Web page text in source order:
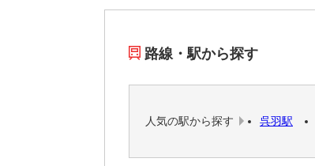
路線・駅から探す
人気の駅から探す 呉羽駅